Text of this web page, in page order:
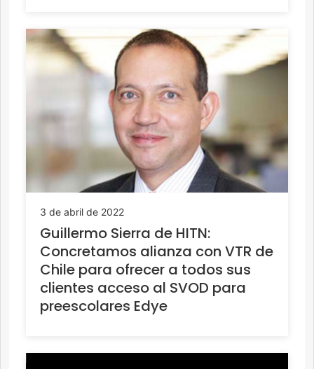
3 de abril de 2022
Guillermo Sierra de HITN:
Concretamos alianza con VTR de
Chile para ofrecer a todos sus
clientes acceso al SVOD para
preescolares Edye